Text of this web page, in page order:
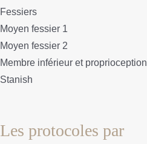
Fessiers
Moyen fessier 1
Moyen fessier 2
Membre inférieur et proprioception
Stanish
Les protocoles par